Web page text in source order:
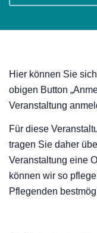
Hier können Sie
obigen Button
Veranstaltung
Für diese
tragen Sie daher
Veranstaltung eine
können wir so
Pflegenden